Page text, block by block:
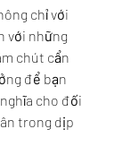
chỉ với
với những
chút cẩn
để bạn
cho đối
trong dịp